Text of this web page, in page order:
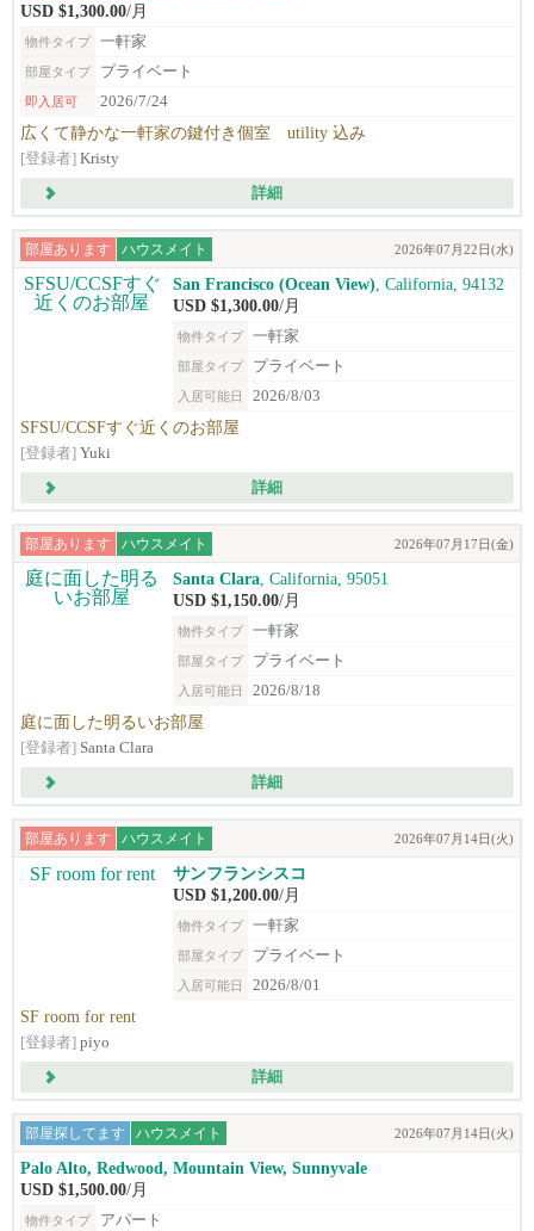
USD $1,300.00/月
物件タイプ 一軒家
部屋タイプ プライベート
即入居可 2026/7/24
広くて静かな一軒家の鍵付き個室 utility 込み
[登録者] Kristy
詳細
部屋あります ハウスメイト 2026年07月22日(水)
San Francisco (Ocean View) , California, 94132
USD $1,300.00/月
物件タイプ 一軒家
部屋タイプ プライベート
入居可能日 2026/8/03
SFSU/CCSFすぐ近くのお部屋
[登録者] Yuki
詳細
部屋あります ハウスメイト 2026年07月17日(金)
Santa Clara , California, 95051
USD $1,150.00/月
物件タイプ 一軒家
部屋タイプ プライベート
入居可能日 2026/8/18
庭に面した明るいお部屋
[登録者] Santa Clara
詳細
部屋あります ハウスメイト 2026年07月14日(火)
サンフランシスコ
USD $1,200.00/月
物件タイプ 一軒家
部屋タイプ プライベート
入居可能日 2026/8/01
SF room for rent
[登録者] piyo
詳細
部屋探してます ハウスメイト 2026年07月14日(火)
Palo Alto, Redwood, Mountain View, Sunnyvale
USD $1,500.00/月
物件タイプ アパート